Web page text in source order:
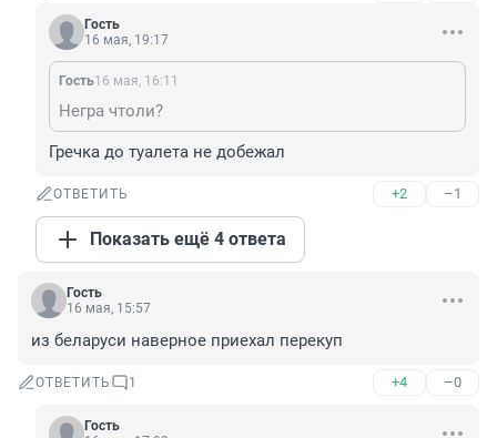
Гость
16 мая, 19:17
Гость16 мая, 16:11
Негра чтоли?
Гречка до туалета не добежал
ОТВЕТИТЬ +2 –1
Показать ещё 4 ответа
Гость
16 мая, 15:57
из беларуси наверное приехал перекуп
ОТВЕТИТЬ 1 +4 –0
Гость